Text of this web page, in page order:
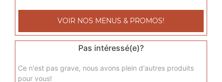
Nos Tacos
VOIR NOS MENUS & PROMOS!
Pas intéressé(e)?
Ce n'est pas grave, nous avons plein d'autres produits
pour vous!